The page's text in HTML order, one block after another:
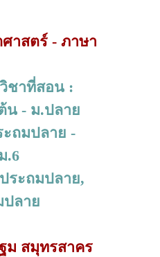
าสตร์ - ภาษา
ชาที่สอน :
- ม.ปลาย
ถมปลาย -
.6
ระถมปลาย,
ลาย
ม สมุทรสาคร